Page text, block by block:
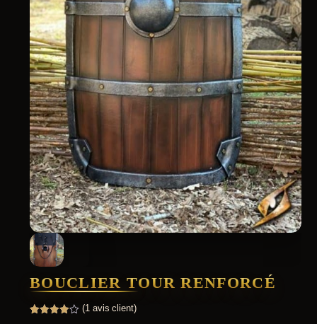
BOUCLIER TOUR RENFORCÉ
(1 avis client)